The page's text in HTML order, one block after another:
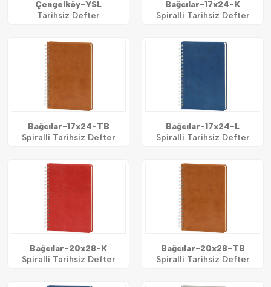
Çengelköy-YSL
Tarihsiz Defter
Bağcılar-17x24-K
Spiralli Tarihsiz Defter
Bağcılar-17x24-TB
Spiralli Tarihsiz Defter
Bağcılar-17x24-L
Spiralli Tarihsiz Defter
Bağcılar-20x28-K
Spiralli Tarihsiz Defter
Bağcılar-20x28-TB
Spiralli Tarihsiz Defter